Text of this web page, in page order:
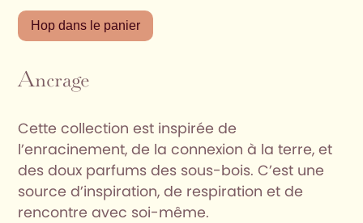
Pochette
|
quantity
Hop dans le panier
Ancrage
Cette collection est inspirée de
l’enracinement, de la connexion à la terre, et
des doux parfums des sous-bois. C’est une
source d’inspiration, de respiration et de
rencontre avec soi-même.